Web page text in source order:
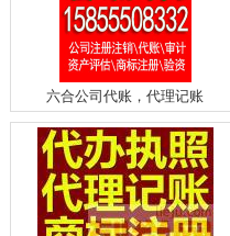
六合公司代账，代理记账